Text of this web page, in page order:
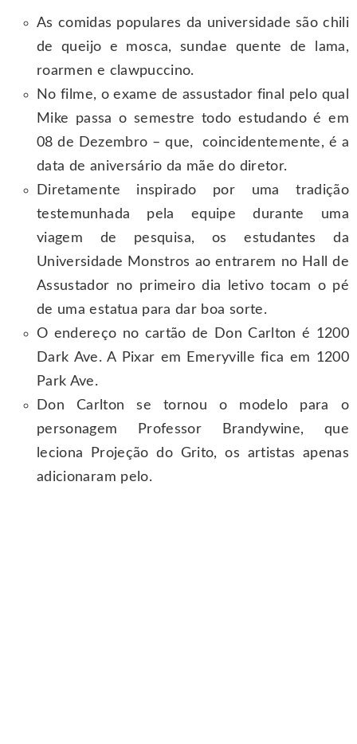
As comidas populares da universidade são chili
de queijo e mosca, sundae quente de lama,
roarmen e clawpuccino.
No filme, o exame de assustador final pelo qual
Mike passa o semestre todo estudando é em
08 de Dezembro – que, coincidentemente, é a
data de aniversário da mãe do diretor.
Diretamente inspirado por uma tradição
testemunhada pela equipe durante uma
viagem de pesquisa, os estudantes da
Universidade Monstros ao entrarem no Hall de
Assustador no primeiro dia letivo tocam o pé
de uma estatua para dar boa sorte.
O endereço no cartão de Don Carlton é 1200
Dark Ave. A Pixar em Emeryville fica em 1200
Park Ave.
Don Carlton se tornou o modelo para o
personagem Professor Brandywine, que
leciona Projeção do Grito, os artistas apenas
adicionaram pelo.